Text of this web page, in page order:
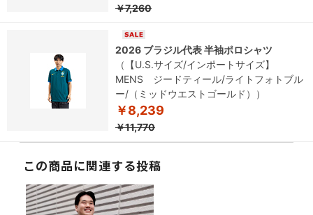
￥7,260
2026 ブラジル代表 半袖ポロシャツ
（【U.S.サイズ/インポートサイズ】
MENS ジードティール/ライトフォトブル
ー/（ミッドウエストゴールド））
￥8,239
￥11,770
この商品に関連する投稿